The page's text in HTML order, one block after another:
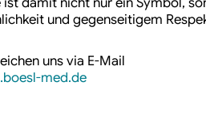
und gegenseitigem
uns via E-Mail
med.de